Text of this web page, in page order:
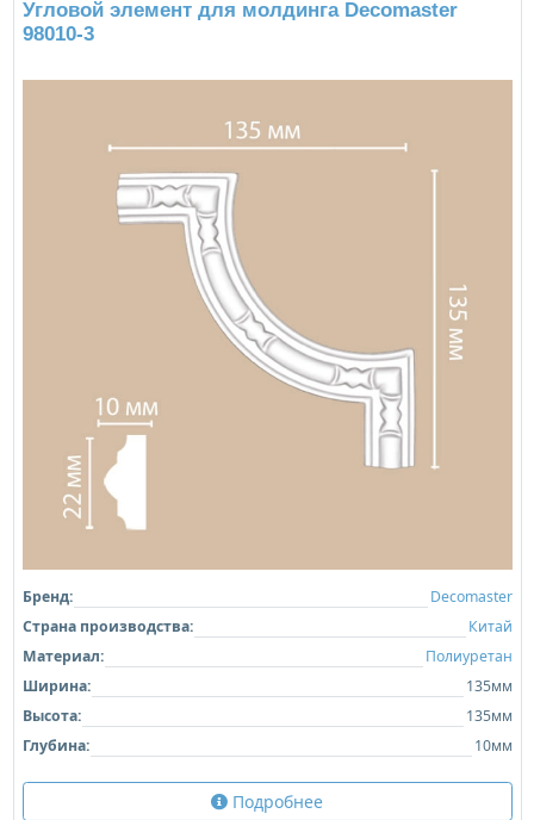
Угловой элемент для молдинга Decomaster
98010-3
Бренд:
Decomaster
Страна производства:
Китай
Материал:
Полиуретан
Ширина:
135мм
Высота:
135мм
Глубина:
10мм
Подробнее